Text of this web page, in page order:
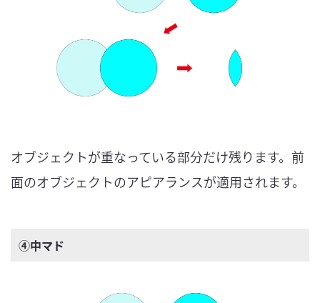
オブジェクトが重なっている部分だけ残ります。前
面のオブジェクトのアピアランスが適用されます。
④中マド